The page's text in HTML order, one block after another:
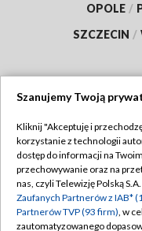
OPOLE /
SZCZECIN /
Abonament TVP
Emisja w TVP
Centrum informacji
Szanujemy Twoją
Kliknij "Akceptuję i
korzystanie z technologii
dostęp do informacji na
przechowywanie oraz na
nas, czyli Telewizję Polską
Zaufanych Partnerów z IAB*
Partnerów TVP (93 firm), w
zautomatyzowanego